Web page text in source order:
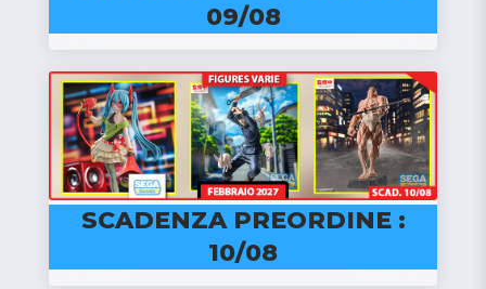
09/08
SCADENZA PREORDINE :
10/08